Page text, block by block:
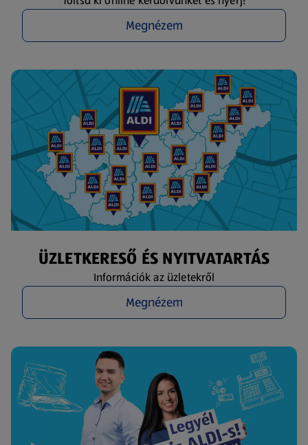
Megnézem
ÜZLETKERESŐ ÉS NYITVATARTÁS
Információk az üzletekről
Megnézem